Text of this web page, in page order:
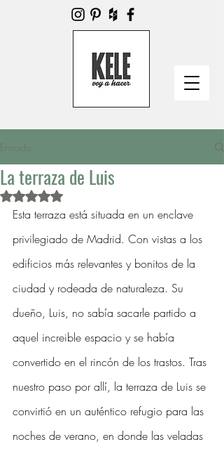
Entrada
La terraza de Luis
Obtuvo NaN de 5 estrellas.
Esta terraza está situada en un enclave
privilegiado de Madrid. Con vistas a los
edificios más relevantes y bonitos de la
ciudad y rodeada de naturaleza. Su
dueño, Luis, no sabía sacarle partido a
aquel increible espacio y se había
convertido en el rincón de los trastos. Tras
nuestro paso por allí, la terraza de Luis se
convirtió en un auténtico refugio para las
noches de verano, en donde las veladas